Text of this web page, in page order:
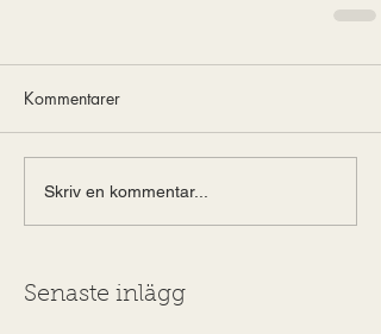
Kommentarer
Skriv en kommentar...
Senaste inlägg